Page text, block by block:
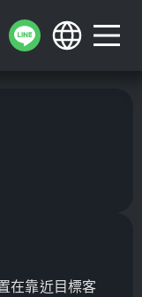
在靠近目標客